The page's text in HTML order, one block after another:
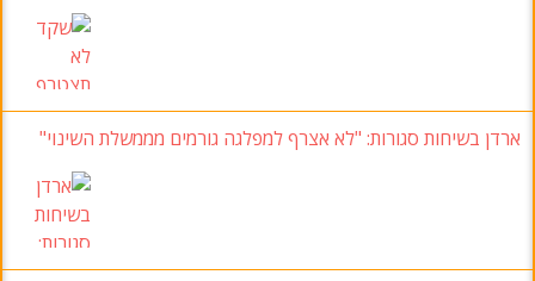
ארדן בשיחות סגורות: "לא אצרף למפלגה גורמים מממשלת השינוי"